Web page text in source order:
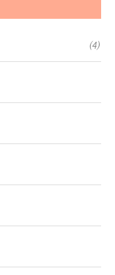
(4)